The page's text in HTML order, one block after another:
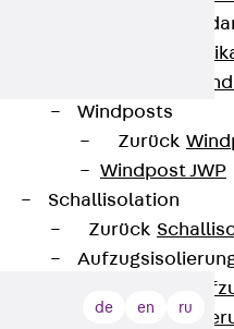
Attika-
Windposts
Zurück
Windpost JWP
Schallisolation
Zurück
de en ru